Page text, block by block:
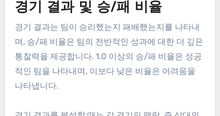
경기 결과 및 승/패 비율
경기 결과는 팀이 승리했는지 패배했는지를 나타내
며, 승/패 비율은 팀의 전반적인 성과에 대한 더 깊은
통찰력을 제공합니다. 1.0 이상의 승/패 비율은 성공
적인 팀을 나타내며, 이보다 낮은 비율은 어려움을
나타냅니다.